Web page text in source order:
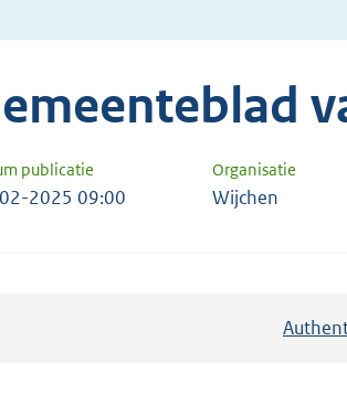
publicatie Organisatie
2025 09:00 Wijchen